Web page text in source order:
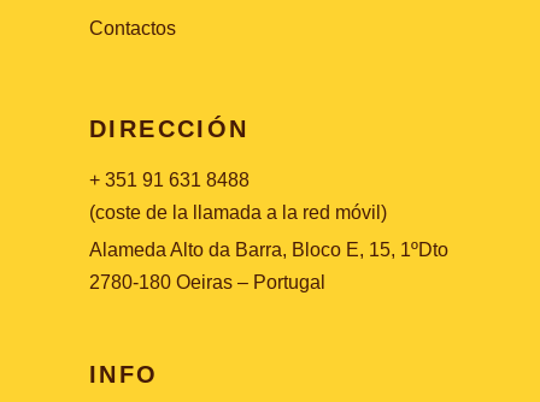
Contactos
DIRECCIÓN
+ 351 91 631 8488
(coste de la llamada a la red móvil)
Alameda Alto da Barra, Bloco E, 15, 1ºDto
2780-180 Oeiras – Portugal
INFO